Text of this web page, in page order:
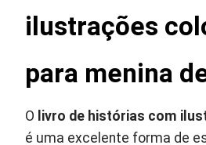
ilustrações
para menina
O livro de histórias com
é uma excelente forma de